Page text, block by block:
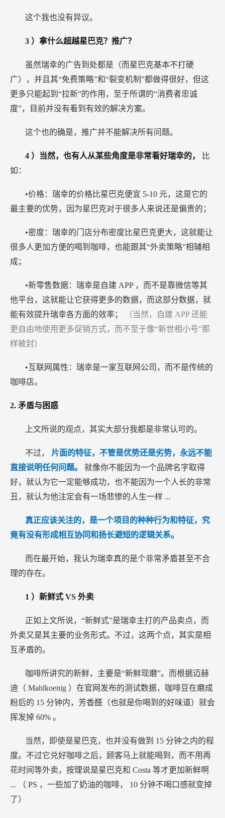
这个我也没有异议。
3 ）拿什么超越星巴克？推广？
虽然瑞幸的广告到处都是（而星巴克基本不打硬
广），并且其“免费策略”和“裂变机制”都做得很好，但这
更多只能起到“拉新”的作用，至于所谓的“消费者忠诚
度”，目前并没有看到有效的解决方案。
这个也的确是，推广并不能解决所有问题。
4 ）当然，也有人从某些角度是非常看好瑞幸的，
比
如：
•价格：瑞幸的价格比星巴克便宜 5-10 元，这是它的
最主要的优势，因为星巴克对于很多人来说还是偏贵的；
•密度：瑞幸的门店分布密度比星巴克更大，这就能让
很多人更加方便的喝到咖啡，也能跟其“外卖策略”相辅相
成；
•新零售数据：瑞幸是自建 APP ，而不是靠微信等其
他平台，这就能让它获得更多的数据，而这部分数据，就
能有效提升瑞幸各方面的效率；
（当然，自建 APP还能
更自由地使用更多促销方式，而不至于像“新世相小号”那
样被封）
•互联网属性：瑞幸是一家互联网公司，而不是传统的
咖啡店。
2. 矛盾与困惑
上文所说的观点，其实大部分我都是非常认可的。
不过， 片面的特征，不管是优势还是劣势，永远不能
直接说明任何问题。 就像你不能因为一个品牌名字取得
好，就认为它一定能够成功，也不能因为一个人长的非常
丑，就认为他注定会有一场悲惨的人生一样 ...
真正应该关注的，是一个项目的种种行为和特征，究
竟有没有形成相互协同和扬长避短的逻辑关系。
而在最开始，我认为瑞幸真的是个非常矛盾甚至不合
理的存在。
1 ）新鲜式VS外卖
正如上文所说，“新鲜式”是瑞幸主打的产品卖点，而
外卖又是其主要的业务形式。不过，这两个点，其实是相
互矛盾的。
咖啡所讲究的新鲜，主要是“新鲜现磨”。而根据迈赫
迪（ Mahlkoenig ）在官网发布的测试数据，咖啡豆在磨成
粉后的 15 分钟内，芳香醛（也就是你喝到的好味道）就会
挥发掉 60% 。
当然，即使是星巴克，也并没有做到 15 分钟之内的程
度。不过它兑好咖啡之后，顾客马上就能喝到，而不用再
花时间等外卖，按理说是星巴克和 Costa 等才更加新鲜啊
...
（ PS ，一些加了奶油的咖啡， 10 分钟不喝口感就变掉
了）